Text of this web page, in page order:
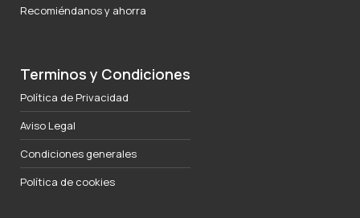
Recomiéndanos y ahorra
Terminos y Condiciones
Política de Privacidad
Aviso Legal
Condiciones generales
Política de cookies